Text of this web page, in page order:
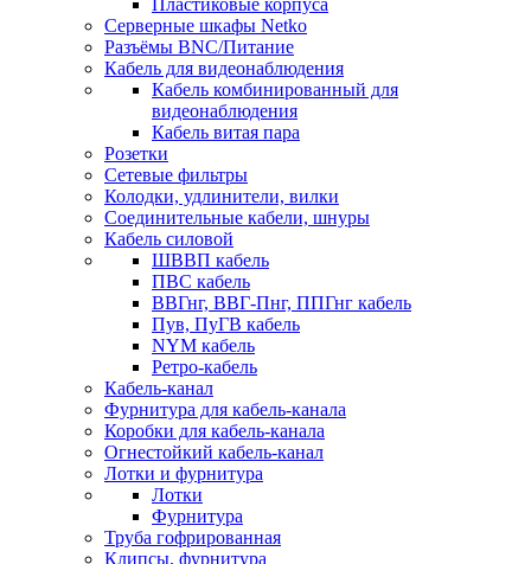
Пластиковые корпуса
Серверные шкафы Netko
Разъёмы BNC/Питание
Кабель для видеонаблюдения
Кабель комбинированный для
видеонаблюдения
Кабель витая пара
Розетки
Сетевые фильтры
Колодки, удлинители, вилки
Соединительные кабели, шнуры
Кабель силовой
ШВВП кабель
ПВС кабель
ВВГнг, ВВГ-Пнг, ППГнг кабель
Пув, ПуГВ кабель
NYM кабель
Ретро-кабель
Кабель-канал
Фурнитура для кабель-канала
Коробки для кабель-канала
Огнестойкий кабель-канал
Лотки и фурнитура
Лотки
Фурнитура
Труба гофрированная
Клипсы, фурнитура